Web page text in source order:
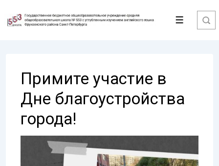
Перейти
Меню
Примите участие в
Дне благоустройства
города!